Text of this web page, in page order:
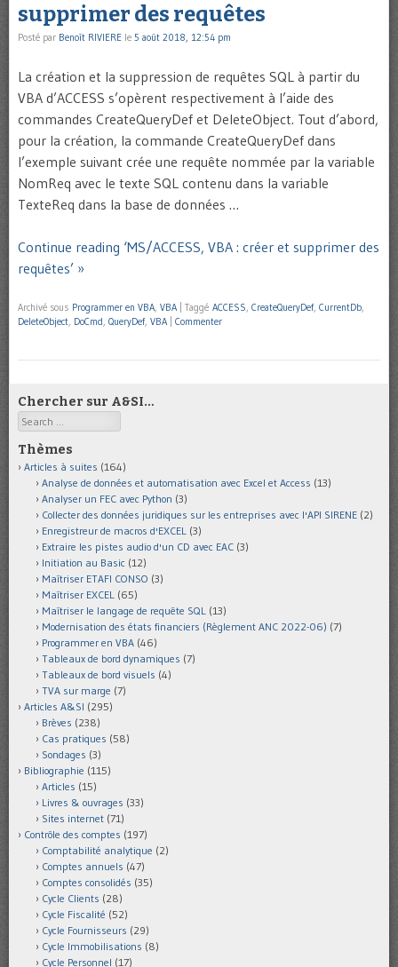
supprimer des requêtes
Posté par Benoît RIVIERE le 5 août 2018, 12:54 pm
La création et la suppression de requêtes SQL à partir du
VBA d’ACCESS s’opèrent respectivement à l’aide des
commandes CreateQueryDef et DeleteObject. Tout d’abord,
pour la création, la commande CreateQueryDef dans
l’exemple suivant crée une requête nommée par la variable
NomReq avec le texte SQL contenu dans la variable
TexteReq dans la base de données …
Continue reading ‘MS/ACCESS, VBA : créer et supprimer des
requêtes’ »
Archivé sous Programmer en VBA, VBA Taggé ACCESS, CreateQueryDef, CurrentDb,
DeleteObject, DoCmd, QueryDef, VBA Commenter
Chercher sur A&SI…
Search
Thèmes
Articles à suites (164)
Analyse de données et automatisation avec Excel et Access (13)
Analyser un FEC avec Python (3)
Collecter des données juridiques sur les entreprises avec l'API SIRENE (2)
Enregistreur de macros d'EXCEL (3)
Extraire les pistes audio d'un CD avec EAC (3)
Initiation au Basic (12)
Maîtriser ETAFI CONSO (3)
Maîtriser EXCEL (65)
Maîtriser le langage de requête SQL (13)
Modernisation des états financiers (Règlement ANC 2022-06) (7)
Programmer en VBA (46)
Tableaux de bord dynamiques (7)
Tableaux de bord visuels (4)
TVA sur marge (7)
Articles A&SI (295)
Brèves (238)
Cas pratiques (58)
Sondages (3)
Bibliographie (115)
Articles (15)
Livres & ouvrages (33)
Sites internet (71)
Contrôle des comptes (197)
Comptabilité analytique (2)
Comptes annuels (47)
Comptes consolidés (35)
Cycle Clients (28)
Cycle Fiscalité (52)
Cycle Fournisseurs (29)
Cycle Immobilisations (8)
Cycle Personnel (17)